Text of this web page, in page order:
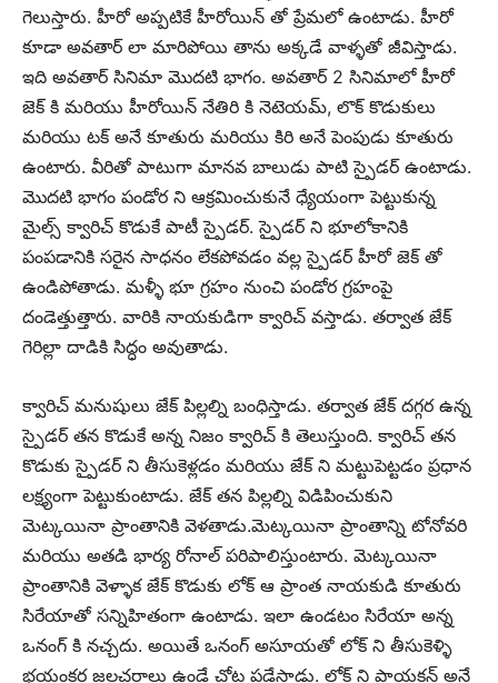
గెలుస్తారు. హీరో అప్పటికే హీరోయిన్ తో ప్రేమలో ఉంటాడు. హీరో
కూడా అవతార్ లా మారిపోయి తాను అక్కడే వాళ్ళతో జీవిస్తాడు.
ఇది అవతార్ సినిమా మొదటి భాగం. అవతార్ 2 సినిమాలో హీరో
జెక్ కి మరియు హీరోయిన్ నేతిరి కి నెటెయమ్, లొక్ కొడుకులు
మరియు టక్ అనే కూతురు మరియు కిరి అనే పెంపుడు కూతురు
ఉంటారు. వీరితో పాటుగా మానవ బాలుడు పాటి స్పైడర్ ఉంటాడు.
మొదటి భాగం పండోర ని ఆక్రమించుకునే ధ్యేయంగా పెట్టుకున్న
మైల్స్ క్వారిచ్ కొడుకే పాటీ స్పైడర్. స్పైడర్ ని భూలోకానికి
పంపడానికి సరైన సాధనం లేకపోవడం వల్ల స్పైడర్ హీరో జెక్ తో
ఉండిపోతాడు. మళ్ళీ భూ గ్రహం నుంచి పండోర గ్రహంపై
దండెత్తుత్తారు. వారికి నాయకుడిగా క్వారిచ్ వస్తాడు. తర్వాత జేక్
గెరిల్లా దాడికి సిద్ధం అవుతాడు.
క్వారిచ్ మనుషులు జేక్ పిల్లల్ని బంధిస్తాడు. తర్వాత జేక్ దగ్గర ఉన్న
స్పైడర్ తన కొడుకే అన్న నిజం క్వారిచ్ కి తెలుస్తుంది. క్వారిచ్ తన
కొడుకు స్పైడర్ ని తీసుకెళ్లడం మరియు జేక్ ని మట్టుపెట్టడం ప్రధాన
లక్ష్యంగా పెట్టుకుంటాడు. జేక్ తన పిల్లల్ని విడిపించుకుని
మెట్కయినా ప్రాంతానికి వెళతాడు.మెట్కయినా ప్రాంతాన్ని టోనోవరి
మరియు అతడి భార్య రోనాల్ పరిపాలిస్తుంటారు. మెట్కయినా
ప్రాంతానికి వెళ్ళాక జేక్ కొడుకు లోక్ ఆ ప్రాంత నాయకుడి కూతురు
సిరేయాతో సన్నిహితంగా ఉంటాడు. ఇలా ఉండటం సిరేయా అన్న
ఒనంగ్ కి నచ్చదు. అయితే ఒనంగ్ అసూయతో లోక్ ని తీసుకెళ్ళి
భయంకర జలచరాలు ఉండే చోట పడేస్తాడు. లోక్ ని పాయకన్ అనే